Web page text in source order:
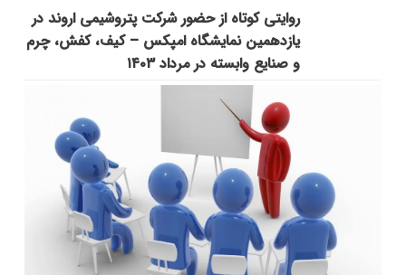
روایتی کوتاه از حضور شرکت پتروشیمی اروند در
یازدهمین نمایشگاه امپکس‌ – کیف، کفش، چرم
و صنایع وابسته در مرداد ۱۴۰۳